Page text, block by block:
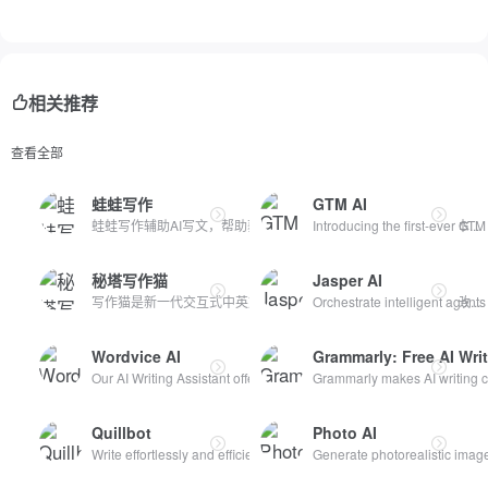
相关推荐
查看全部
蛙蛙写作
蛙蛙写作辅助AI写文，帮助获取创意灵感，提供拆书、小说转剧本...
GTM AI
Introducing the first-ever
秘塔写作猫
写作猫是新一代交互式中英文写作辅助平台，集智能文本纠错、改...
Jasper AI
Orchestrate intelligent
Wordvice AI
Our AI Writing Assistant offers a suite of AI revision too...
Grammarly: Free AI
Grammarly makes AI writing
Quillbot
Write effortlessly and efficiently with Quillbot's suite o...
Photo AI
Generate photorealistic